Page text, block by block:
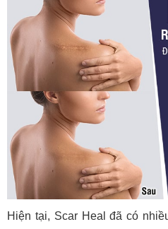
Hiện tại, Scar Heal đã có